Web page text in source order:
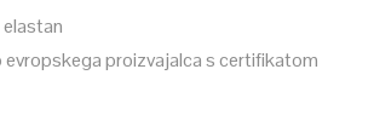
proizvajalca s certifikatom